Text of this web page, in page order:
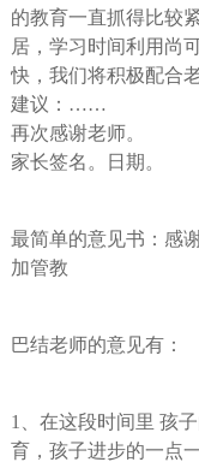
的教育一直抓得比较
居，学习时间利用尚
快，我们将积极配合
建议：……
再次感谢老师。
家长签名。日期。
最简单的意见书：感
加管教
巴结老师的意见有：
1、在这段时间里 孩
育，孩子进步的一点